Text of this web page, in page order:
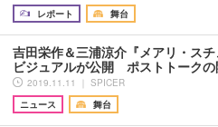
レポート
舞台
吉田栄作＆三浦涼介『メアリ・ス
ビジュアルが公開 ポストトークの
2019.11.11 ｜ SPICER
ニュース
舞台